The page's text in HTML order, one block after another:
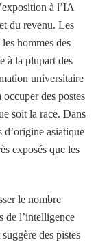
à l’IA
du revenu. Les
hommes des
à la plupart des
universitaire
occuper des postes
soit la race. Dans
d’origine asiatique
exposés que les
le nombre
de l’intelligence
des pistes